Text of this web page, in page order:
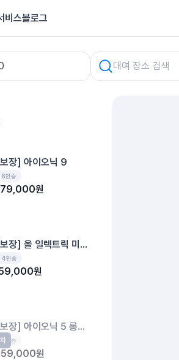
비스블로그
장] 아이오닉 9
6인승
79,000원
장] 올 일렉트릭 미니 쿠퍼
4인승
원
장] 아이오닉 5 롱레인지
5인승
59,000원